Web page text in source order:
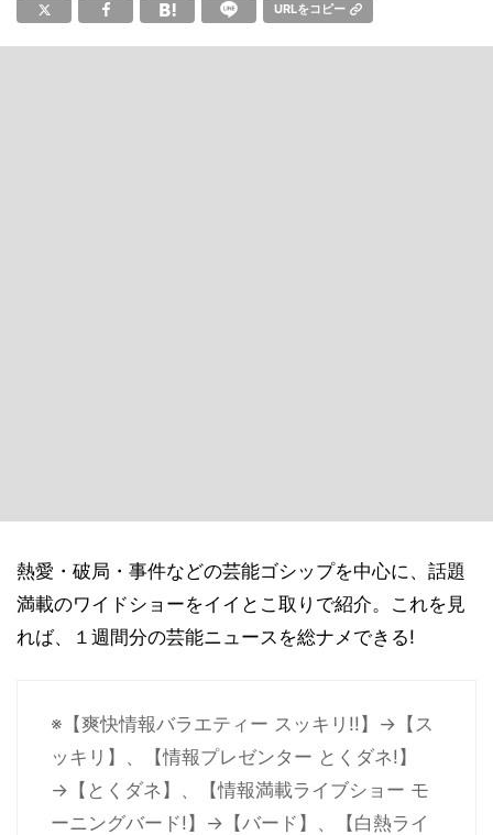
URLをコピー
熱愛・破局・事件などの芸能ゴシップを中心に、話題
満載のワイドショーをイイとこ取りで紹介。これを見
れば、１週間分の芸能ニュースを総ナメできる!
※【爽快情報バラエティー スッキリ!!】→【ス
ッキリ】、【情報プレゼンター とくダネ!】
→【とくダネ】、【情報満載ライブショー モ
ーニングバード!】→【バード】、【白熱ライ